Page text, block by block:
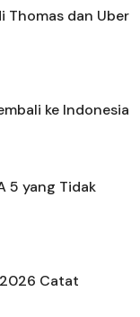
Thomas dan Uber
ke Indonesia
5 yang Tidak
Catat